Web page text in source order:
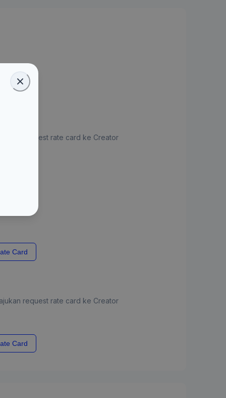
ajukan request rate card ke Creator
Card
request rate card ke Creator
Card